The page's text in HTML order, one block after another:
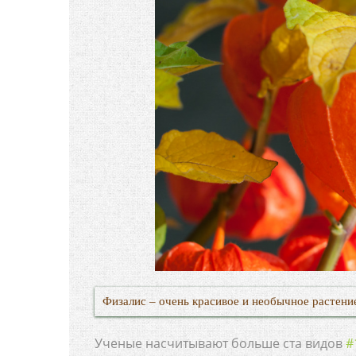
Физалис – очень красивое и необычное
Ученые насчитывают больше ста видов